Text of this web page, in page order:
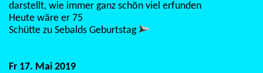
darstellt, wie immer ganz schön viel erfunden
Heute wäre er 75
Schütte zu Sebalds Geburtstag
Fr 17. Mai 2019